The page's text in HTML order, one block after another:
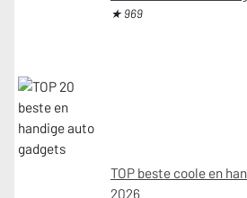
★ 969
TOP beste coole en
2026